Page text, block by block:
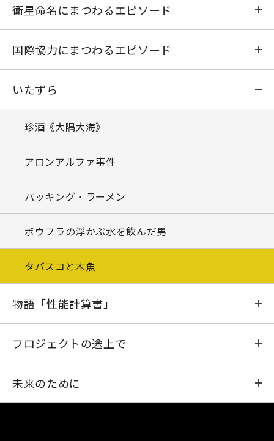
衛星命名にまつわるエピソード
おおすみ
たんせい
はるか
のぞみ
国際協力にまつわるエピソード
さまざまな「ガイジン」模様
ラーメンの指
史上最大の作戦
わびとさび
いたずら
珍酒《大隅大海》
アロンアルファ事件
パッキング・ラーメン
ボウフラの浮かぶ水を飲んだ男
タバスコと木魚
物語「性能計算書」
物語「性能計算書」(1)
物語「性能計算書」(2)
プロジェクトの途上で
システム工学は焼き鳥の串
未来のために